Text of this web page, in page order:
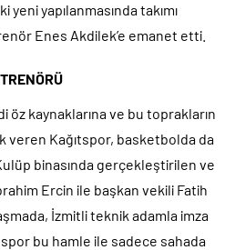
yapılanmasında takımı
Enes Akdilek’e emanet etti.
öz kaynaklarına ve bu toprakların
Kağıtspor, basketbolda da
binasında gerçekleştirilen ve
Ercin ile başkan vekili Fatih
İzmitli teknik adamla imza
bu hamle ile sadece sahada